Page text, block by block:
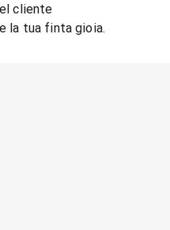
cliente
la tua finta gioia.